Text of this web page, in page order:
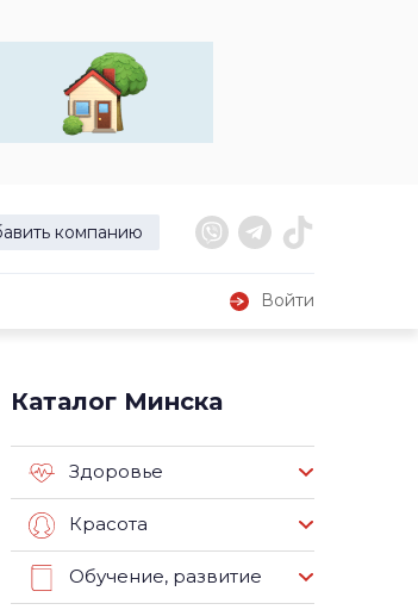
компанию
Войти
Каталог Минска
Здоровье
Красота
Обучение, развитие